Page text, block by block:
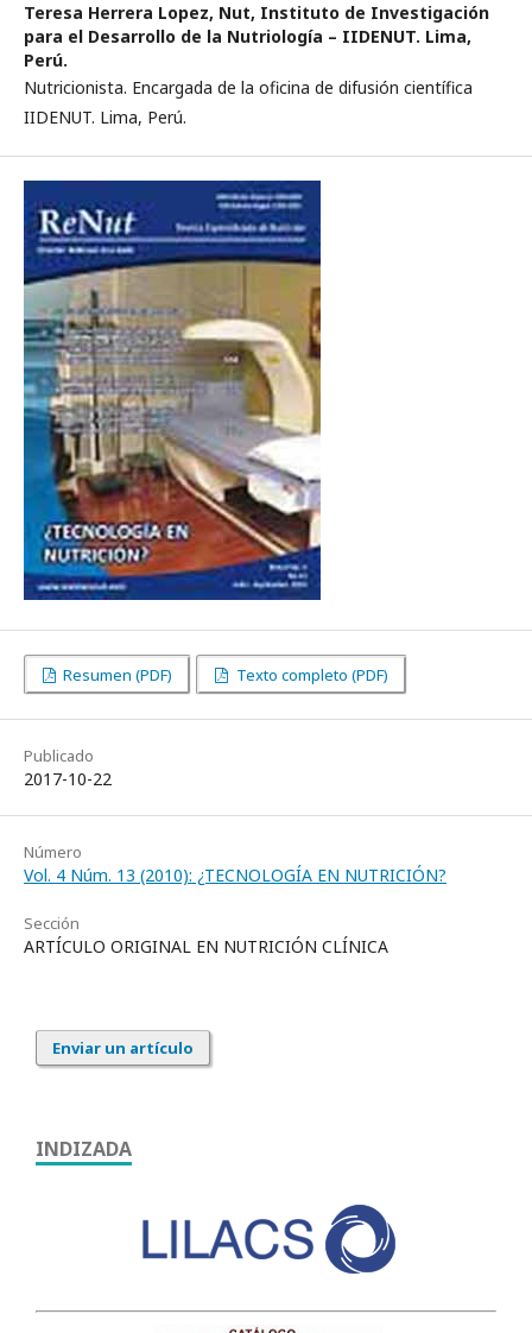
Teresa Herrera Lopez, Nut, Instituto de Investigación
para el Desarrollo de la Nutriología – IIDENUT. Lima,
Perú.
Nutricionista. Encargada de la oficina de difusión científica
IIDENUT. Lima, Perú.
Resumen (PDF) Texto completo (PDF)
Publicado
2017-10-22
Número
Vol. 4 Núm. 13 (2010): ¿TECNOLOGÍA EN NUTRICIÓN?
Sección
ARTÍCULO ORIGINAL EN NUTRICIÓN CLÍNICA
Enviar un artículo
INDIZADA